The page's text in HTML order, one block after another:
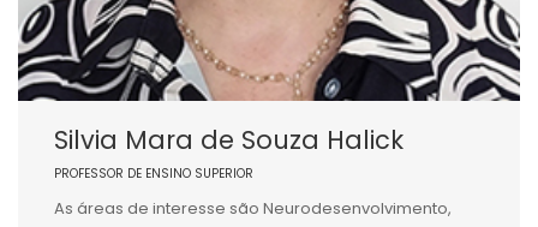
Silvia Mara de Souza Halick
PROFESSOR DE ENSINO SUPERIOR
As áreas de interesse são Neurodesenvolvimento,